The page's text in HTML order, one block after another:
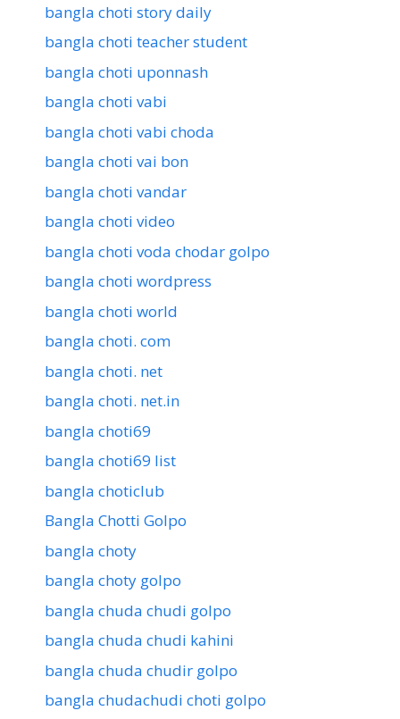
bangla choti story daily
bangla choti teacher student
bangla choti uponnash
bangla choti vabi
bangla choti vabi choda
bangla choti vai bon
bangla choti vandar
bangla choti video
bangla choti voda chodar golpo
bangla choti wordpress
bangla choti world
bangla choti. com
bangla choti. net
bangla choti. net.in
bangla choti69
bangla choti69 list
bangla choticlub
Bangla Chotti Golpo
bangla choty
bangla choty golpo
bangla chuda chudi golpo
bangla chuda chudi kahini
bangla chuda chudir golpo
bangla chudachudi choti golpo